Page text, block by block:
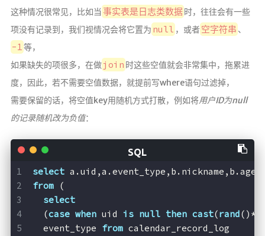
这种情况很常见，比如当事实表是日志类数据时，往往会有一些
项没有记录到，我们视情况会将它置为 null ，或者空字符串 、
-1等，
如果缺失的项很多，在做join 时这些空值就会非常集中，拖累进
度，因此，若不需要空值数据，就提前写where语句过滤掉，
需要保留的话，将空值key用随机方式打散，例如将用户ID为null
的记录随机改为负值：
select a.uid,a.event_type,b.nickname,b.age
from (
select
  (
case when uid is null then cast(rand()*
  event_type
from calendar_record_log